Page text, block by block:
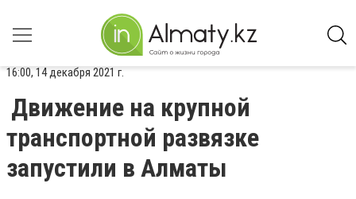
16:00, 14 декабря 2021 г.
Движение на крупной
транспортной развязке
запустили в Алматы